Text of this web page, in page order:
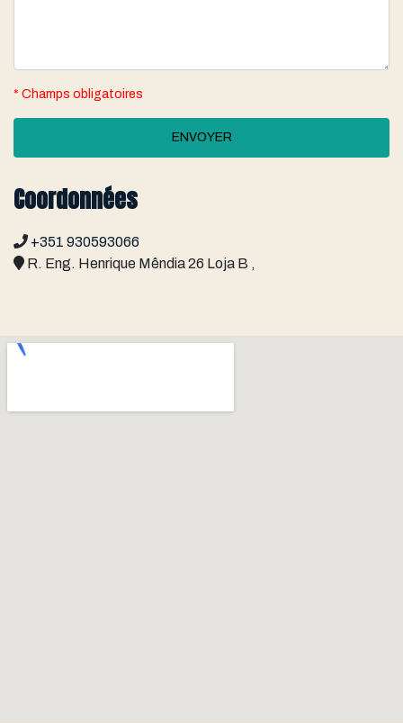
* Champs obligatoires
Coordonnées
+351 930593066
R. Eng. Henrique Mêndia 26 Loja B ,